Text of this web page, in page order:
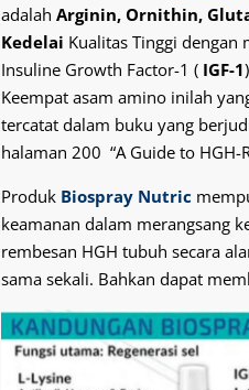
adalah Arginin, Ornithin,
Kedelai Kualitas Tinggi
Insuline Growth Factor-1 ( IGF-1
Keempat asam amino inilah
tercatat dalam buku yang
halaman 200 “A Guide to HGH-
Produk Biospray Nutric
keamanan dalam merangsang
rembesan HGH tubuh secara
sama sekali. Bahkan dapat